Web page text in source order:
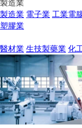
製造業
製造業 電子業 工業電
塑膠業
醫材業 生技製藥業 化